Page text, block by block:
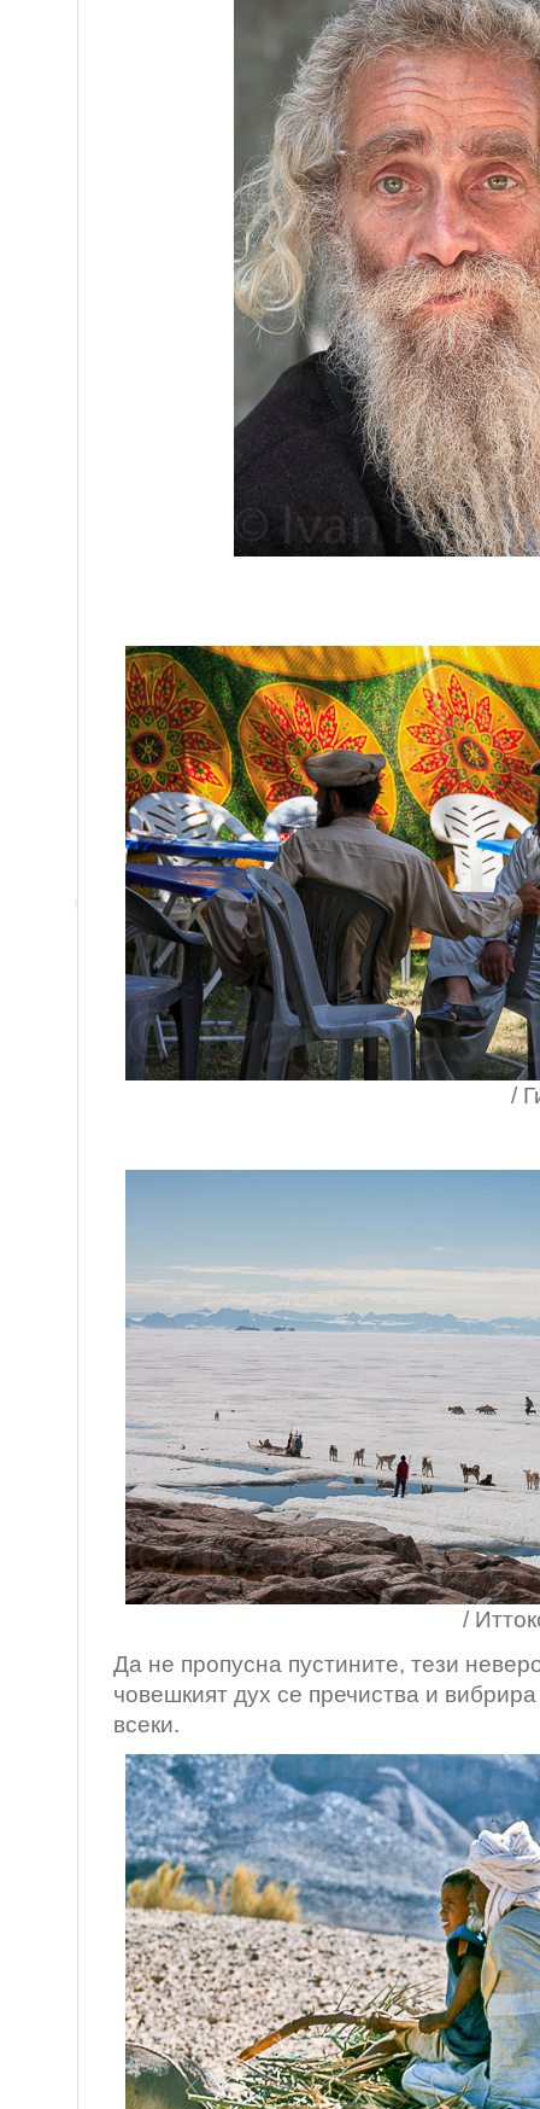
/ Гилгит,
/ Иттокоомит,
Да не пропусна пустините, тези
човешкият дух се пречиства и
всеки.